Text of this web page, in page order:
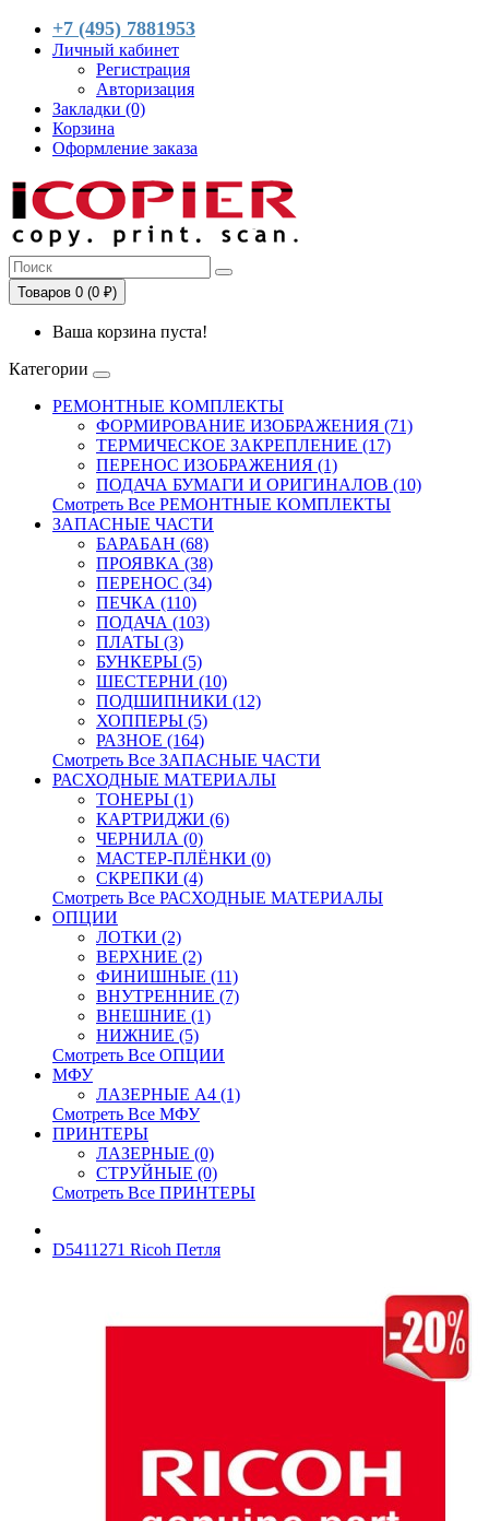
+7 (495) 7881953
Личный кабинет
Регистрация
Авторизация
Закладки (0)
Корзина
Оформление заказа
Товаров 0 (0 ₽)
Ваша корзина пуста!
Категории
РЕМОНТНЫЕ КОМПЛЕКТЫ
ФОРМИРОВАНИЕ ИЗОБРАЖЕНИЯ (71)
ТЕРМИЧЕСКОЕ ЗАКРЕПЛЕНИЕ (17)
ПЕРЕНОС ИЗОБРАЖЕНИЯ (1)
ПОДАЧА БУМАГИ И ОРИГИНАЛОВ (10)
Смотреть Все РЕМОНТНЫЕ КОМПЛЕКТЫ
ЗАПАСНЫЕ ЧАСТИ
БАРАБАН (68)
ПРОЯВКА (38)
ПЕРЕНОС (34)
ПЕЧКА (110)
ПОДАЧА (103)
ПЛАТЫ (3)
БУНКЕРЫ (5)
ШЕСТЕРНИ (10)
ПОДШИПНИКИ (12)
ХОППЕРЫ (5)
РАЗНОЕ (164)
Смотреть Все ЗАПАСНЫЕ ЧАСТИ
РАСХОДНЫЕ МАТЕРИАЛЫ
ТОНЕРЫ (1)
КАРТРИДЖИ (6)
ЧЕРНИЛА (0)
МАСТЕР-ПЛЁНКИ (0)
СКРЕПКИ (4)
Смотреть Все РАСХОДНЫЕ МАТЕРИАЛЫ
ОПЦИИ
ЛОТКИ (2)
ВЕРХНИЕ (2)
ФИНИШНЫЕ (11)
ВНУТРЕННИЕ (7)
ВНЕШНИЕ (1)
НИЖНИЕ (5)
Смотреть Все ОПЦИИ
МФУ
ЛАЗЕРНЫЕ A4 (1)
Смотреть Все МФУ
ПРИНТЕРЫ
ЛАЗЕРНЫЕ (0)
СТРУЙНЫЕ (0)
Смотреть Все ПРИНТЕРЫ
D5411271 Ricoh Петля